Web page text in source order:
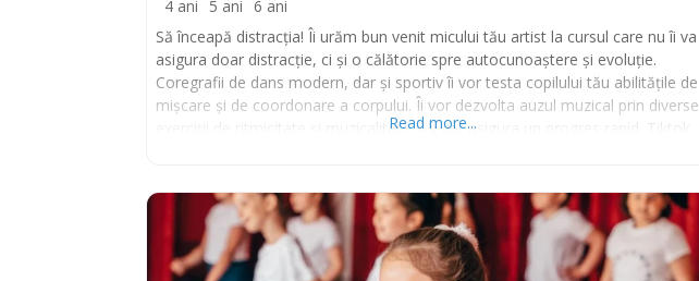
4 ani
5 ani
6 ani
Să înceapă distracția! Îi urăm bun venit micului tău artist la cursul care nu îi va
asigura doar distracție, ci și o călătorie spre autocunoaștere și evoluție.
Coregrafii de dans modern, dar și sportiv îi vor testa copilului tău abilitățile de
mișcare și de coordonare a corpului. Îi vor dezvolta auzul muzical prin diverse
exerciții de ritmicitate și muzicalitate și îi vor asigura un progres rapid. Tiktok
Read more...